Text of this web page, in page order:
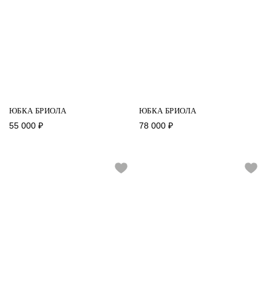
ЮБКА БРИОЛА
55 000 ₽
ЮБКА БРИОЛА
78 000 ₽